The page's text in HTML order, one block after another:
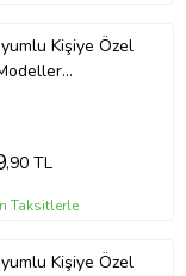
Kişiye Özel
,90 TL
Taksitlerle
Kişiye Özel